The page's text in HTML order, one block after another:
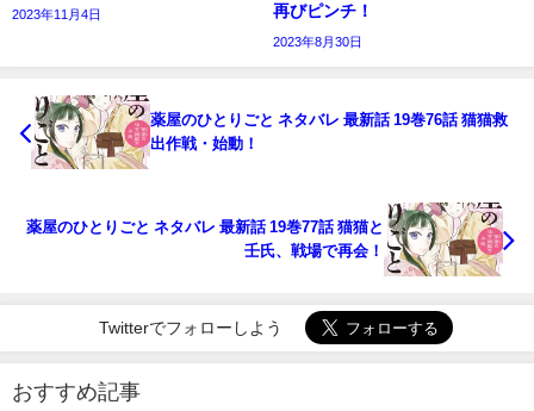
2023年11月4日
再びピンチ！
2023年8月30日
薬屋のひとりごと ネタバレ 最新話 19巻76話 猫猫救
出作戦・始動！
薬屋のひとりごと ネタバレ 最新話 19巻77話 猫猫と
壬氏、戦場で再会！
Twitterでフォローしよう
おすすめ記事